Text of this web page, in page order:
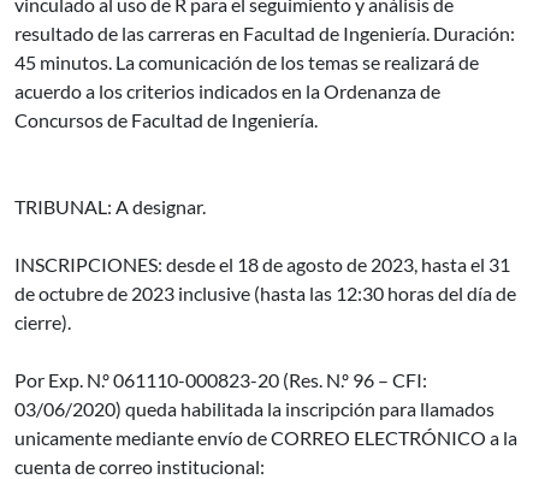
resultado de las carreras en Facultad de Ingeniería. Duración:
45 minutos. La comunicación de los temas se realizará de
acuerdo a los criterios indicados en la Ordenanza de
Concursos de Facultad de Ingeniería.
TRIBUNAL: A designar.
INSCRIPCIONES: desde el 18 de agosto de 2023, hasta el 31
de octubre de 2023 inclusive (hasta las 12:30 horas del día de
cierre).
Por Exp. N.º 061110-000823-20 (Res. N.º 96 – CFI:
03/06/2020) queda habilitada la inscripción para llamados
unicamente mediante envío de CORREO ELECTRÓNICO a la
cuenta de correo institucional: